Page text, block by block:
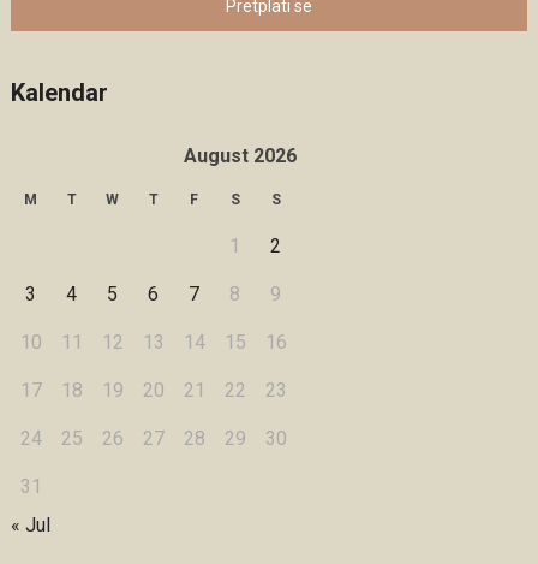
Pretplati se
Kalendar
August 2026
M T W T F S S
1 2
3 4 5 6 7 8 9
10 11 12 13 14 15 16
17 18 19 20 21 22 23
24 25 26 27 28 29 30
31
« Jul